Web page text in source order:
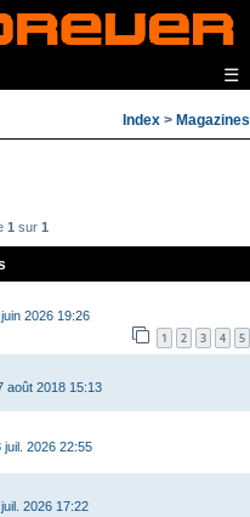
☰
Index > Magazines
1 sur 1
2026 19:26
1 2 3 4 5
août 2018 15:13
juil. 2026 22:55
2026 17:22